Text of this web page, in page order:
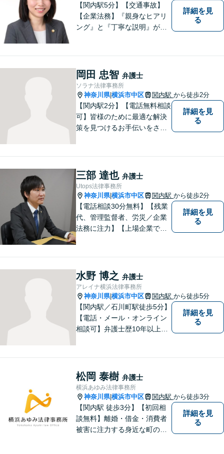
【関内駅5分】【交通事故】
【企業法務】『親身なヒアリ
ング』と『丁寧な説明』がモ
頼者様が安心して将来を過ご
せるようになるための支援を
いたします。
詳細を見
る
岡田 忠智 弁護士
ソラナ法律事務所
神奈川県|横浜市中区 関内駅 から徒歩2分
【関内駅2分】【電話無料相談
可】皆様のために最適な解決
策を見つけるお手伝いをさせ
ポートを提供します。どうぞ
お気軽にご相談ください。
詳細を見
る
三部 達也 弁護士
Utops法律事務所
神奈川県|横浜市中区 関内駅 から徒歩2分
【電話相談30分無料】【残業
代、管理監督者、労災／企業
法務に注力】【上場企業で社
ート！メーカー・建築・教育
など幅広い業種への対応実績
あり！
詳細を見
る
水野 博之 弁護士
アレイナ横浜法律事務所
神奈川県|横浜市中区 関内駅 から徒歩5分
【関内駅／石川町駅徒歩5分】
【電話・メール・オンライン
相談可】弁護士歴10年以上！
てまいります。まずはお気軽
にご相談を！【法テラス対応
可】
詳細を見
る
松岡 泰樹 弁護士
横浜あゆみ法律事務所
神奈川県|横浜市中区 関内駅 から徒歩3分
【関内駅 徒歩3分】【初回相
談無料】離婚・借金・消費者
被害に注力する身近な町の弁
詳細を見
る